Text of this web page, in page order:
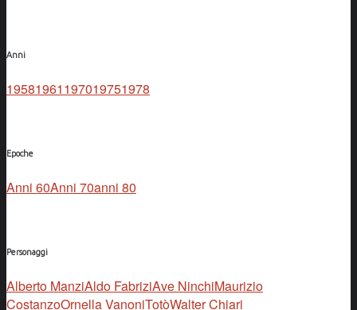
Anni
19581961197019751978
Epoche
Anni 60Anni 70anni 80
Personaggi
Alberto ManziAldo FabriziAve NinchiMaurizio
CostanzoOrnella VanoniTotòWalter Chiari